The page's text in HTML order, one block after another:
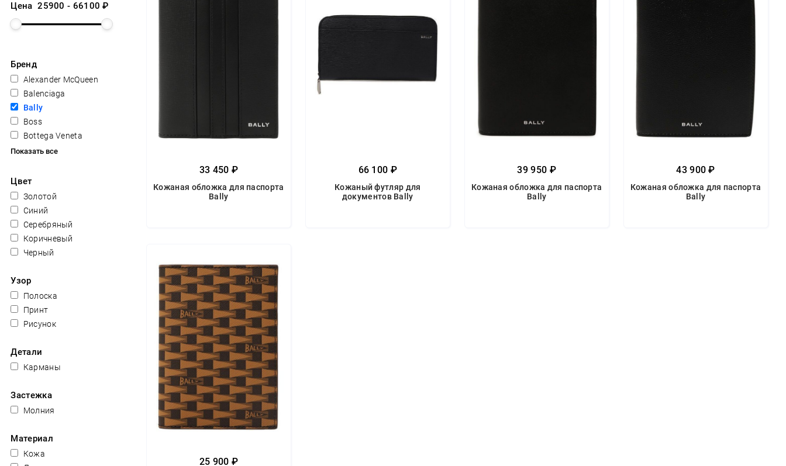
Цена25900 - 66100 ₽
Бренд
Alexander McQueen
Balenciaga
Bally
Boss
Bottega Veneta
Показать все
Цвет
Золотой
Синий
Серебряный
Коричневый
Черный
Узор
Полоска
Принт
Рисунок
Детали
Карманы
Застежка
Молния
Материал
Кожа
33 450 ₽
Кожаная обложка для паспорта
Bally
66 100 ₽
Кожаный футляр для
документов Bally
39 950 ₽
Кожаная обложка для паспорта
Bally
43 900 ₽
Кожаная обложка для паспорта
Bally
25 900 ₽